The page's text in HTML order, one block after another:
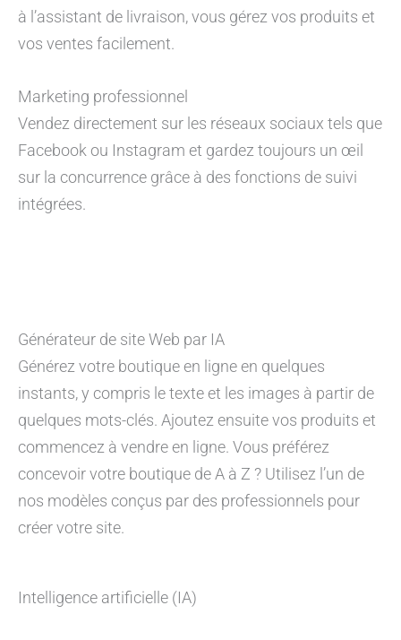
à l’assistant de livraison, vous gérez vos produits et
vos ventes facilement.
Marketing professionnel
Vendez directement sur les réseaux sociaux tels que
Facebook ou Instagram et gardez toujours un œil
sur la concurrence grâce à des fonctions de suivi
intégrées.
Générateur de site Web par IA
Générez votre boutique en ligne en quelques
instants, y compris le texte et les images à partir de
quelques mots-clés. Ajoutez ensuite vos produits et
commencez à vendre en ligne. Vous préférez
concevoir votre boutique de A à Z ? Utilisez l’un de
nos modèles conçus par des professionnels pour
créer votre site.
Intelligence artificielle (IA)